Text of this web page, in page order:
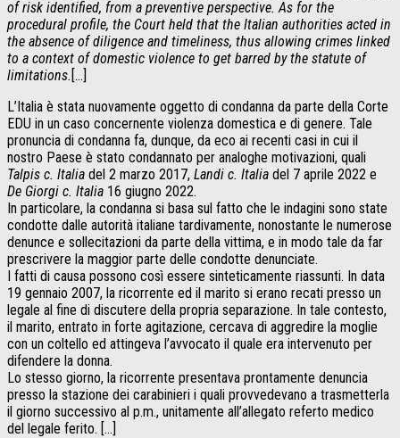
of risk identified, from a preventive perspective. As for the
procedural profile, the Court held that the Italian authorities acted in
the absence of diligence and timeliness, thus allowing crimes linked
to a context of domestic violence to get barred by the statute of
limitations. […]
L’Italia è stata nuovamente oggetto di condanna da parte della Corte
EDU in un caso concernente violenza domestica e di genere. Tale
pronuncia di condanna fa, dunque, da eco ai recenti casi in cui il
nostro Paese è stato condannato per analoghe motivazioni, quali
Talpis c. Italia del 2 marzo 2017, Landi c. Italia del 7 aprile 2022 e
De Giorgi c. Italia 16 giugno 2022.
In particolare, la condanna si basa sul fatto che le indagini sono state
condotte dalle autorità italiane tardivamente, nonostante le numerose
denunce e sollecitazioni da parte della vittima, e in modo tale da far
prescrivere la maggior parte delle condotte denunciate.
I fatti di causa possono così essere sinteticamente riassunti. In data
19 gennaio 2007, la ricorrente ed il marito si erano recati presso un
legale al fine di discutere della propria separazione. In tale contesto,
il marito, entrato in forte agitazione, cercava di aggredire la moglie
con un coltello ed attingeva l’avvocato il quale era intervenuto per
difendere la donna.
Lo stesso giorno, la ricorrente presentava prontamente denuncia
presso la stazione dei carabinieri i quali provvedevano a trasmetterla
il giorno successivo al p.m., unitamente all’allegato referto medico
del legale ferito. […]